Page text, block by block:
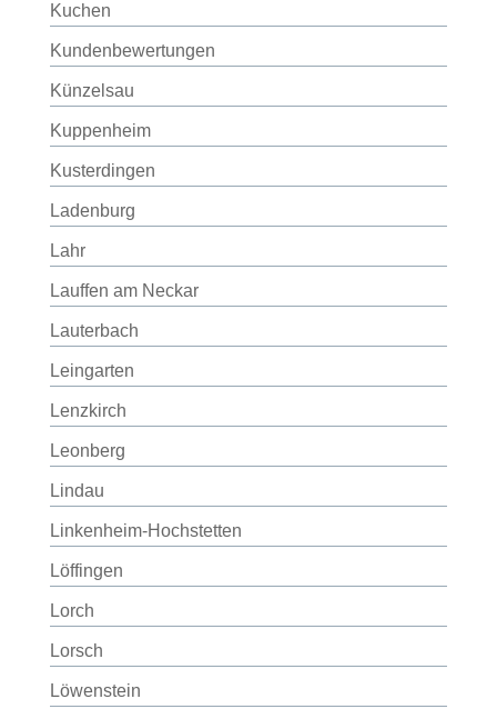
Kuchen
Kundenbewertungen
Künzelsau
Kuppenheim
Kusterdingen
Ladenburg
Lahr
Lauffen am Neckar
Lauterbach
Leingarten
Lenzkirch
Leonberg
Lindau
Linkenheim-Hochstetten
Löffingen
Lorch
Lorsch
Löwenstein